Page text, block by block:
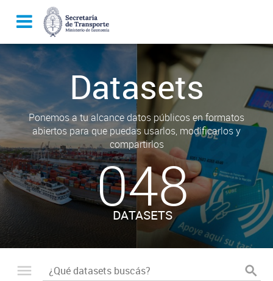
Datasets
Ponemos a tu alcance datos públicos en formatos
abiertos para que puedas usarlos, modificarlos y
compartirlos
048
DATASETS